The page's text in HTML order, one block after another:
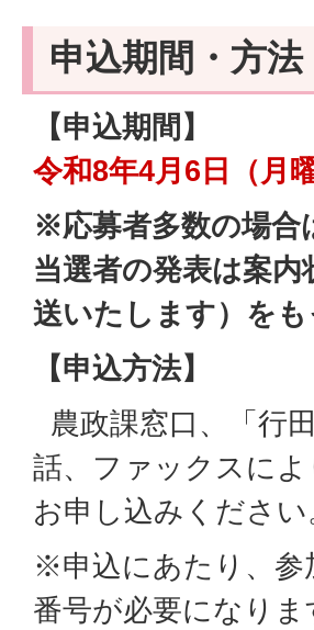
申込期間・方
【申込期間】
令和8年4月6日（月
※応募者多数の場合
当選者の発表は案
送いたします）を
【申込方法】
農政課窓口、「行
話、ファックスに
お申し込みください
※申込にあたり、参
番号が必要になりま